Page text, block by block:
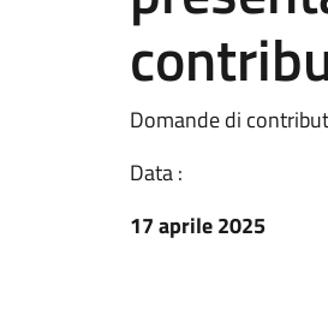
Domande di
Data :
17 aprile 2025